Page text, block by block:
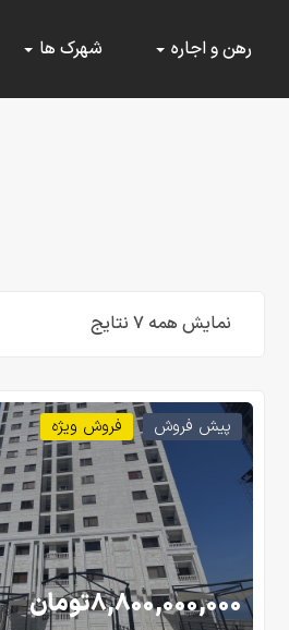
رهن و اجاره شهرک ها
نمایش همه ۷ نتایج
پیش فروش فروش ویژه
۸,۸۰۰,۰۰۰,۰۰۰تومان